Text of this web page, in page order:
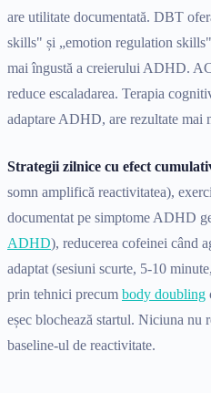
are utilitate documentată. DBT
skills" și „emotion regulation
mai îngustă a creierului ADHD.
reduce escaladarea. Terapia
adaptare ADHD, are rezultate mai
Strategii zilnice cu efect
somn amplifică reactivitatea),
documentat pe simptome ADHD
ADHD), reducerea cofeinei când
adaptat (sesiuni scurte, 5-10
prin tehnici precum body doubling
eșec blochează startul. Niciuna nu
baseline-ul de reactivitate.